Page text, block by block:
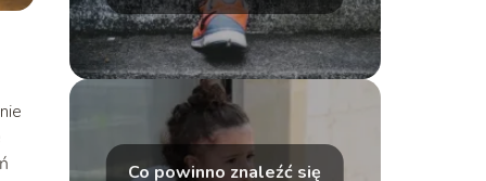
Co powinno znaleźć się